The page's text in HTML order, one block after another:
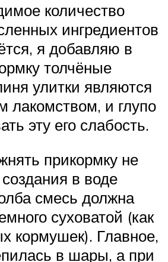
количество
ингредиентов
я добавляю в
толчёные
улитки являются
лакомством, и глупо
эту его слабость.
прикормку не
в воде
смесь должна
суховатой (как
кормушек). Главное,
в шары, а при